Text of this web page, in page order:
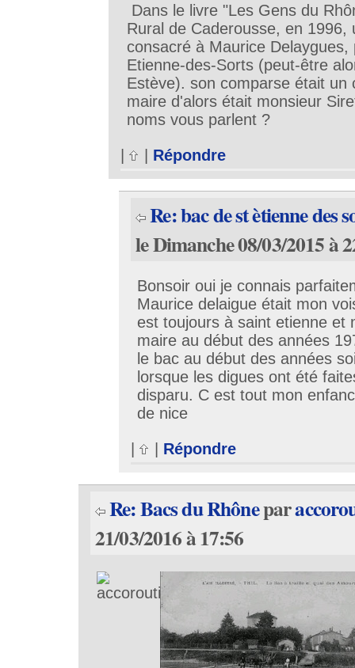
Dans le livre "Les Gens du
Rural de Caderousse, en 1996,
consacré à Maurice
Etienne-des-Sorts (peut-être
Estève). son comparse était un
maire d'alors était monsieur
noms vous parlent ?
| | Répondre
Re: bac de st ètienne des
le Dimanche 08/03/2015 à
Bonsoir oui je connais
Maurice delaigue était mon
est toujours à saint etienne et
maire au début des années
le bac au début des années
lorsque les digues ont été
disparu. C est tout mon
de nice
| Répondre
Re: Bacs du Rhônepar
21/03/2016 à 17:56